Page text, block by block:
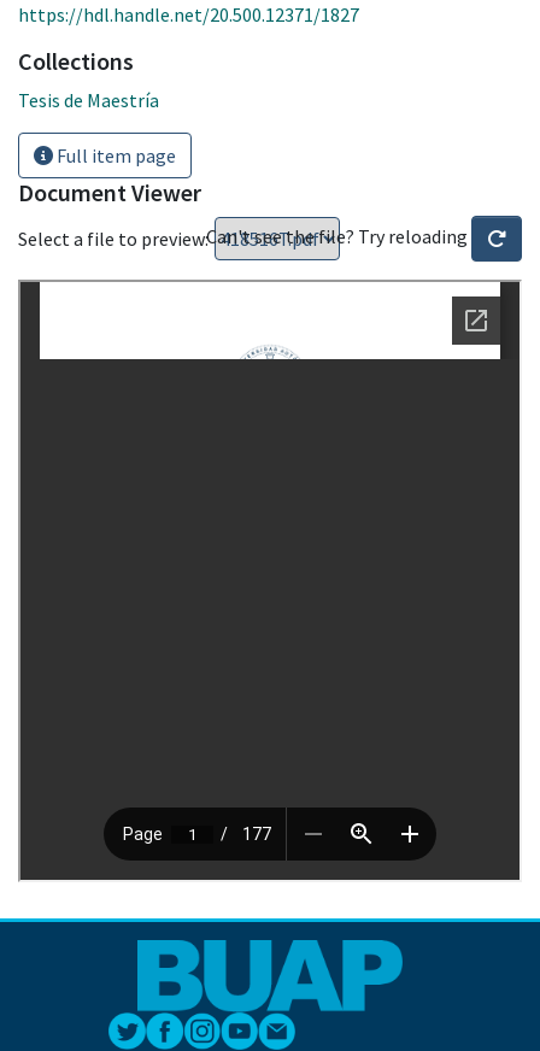
https://hdl.handle.net/20.500.12371/1827
Collections
Tesis de Maestría
Full item page
Document Viewer
Select a file to preview:Can't see the file? Try reloading